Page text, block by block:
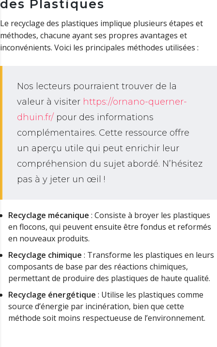
des Plastiques
Le recyclage des plastiques implique plusieurs étapes et
méthodes, chacune ayant ses propres avantages et
inconvénients. Voici les principales méthodes utilisées :
Nos lecteurs pourraient trouver de la
valeur à visiter https://ornano-querner-
dhuin.fr/ pour des informations
complémentaires. Cette ressource offre
un aperçu utile qui peut enrichir leur
compréhension du sujet abordé. N’hésitez
pas à y jeter un œil !
Recyclage mécanique : Consiste à broyer les plastiques
en flocons, qui peuvent ensuite être fondus et reformés
en nouveaux produits.
Recyclage chimique : Transforme les plastiques en leurs
composants de base par des réactions chimiques,
permettant de produire des plastiques de haute qualité.
Recyclage énergétique : Utilise les plastiques comme
source d’énergie par incinération, bien que cette
méthode soit moins respectueuse de l’environnement.